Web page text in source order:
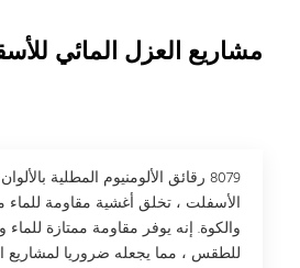
مشاريع العزل المائي
8079 رقائق الألومنيوم المطلية
الأسفلت ، تخلق أغشية مقاومة للماء
والكوة. إنه يوفر مقاومة ممتازة للماء
للطقس ، مما يجعله ضروريا لمشاريع